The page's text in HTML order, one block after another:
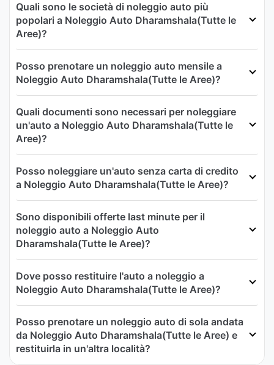
Quali sono le società di noleggio auto più
popolari a Noleggio Auto Dharamshala(Tutte le
Aree)?
Posso prenotare un noleggio auto mensile a
Noleggio Auto Dharamshala(Tutte le Aree)?
Quali documenti sono necessari per noleggiare
un'auto a Noleggio Auto Dharamshala(Tutte le
Aree)?
Posso noleggiare un'auto senza carta di credito
a Noleggio Auto Dharamshala(Tutte le Aree)?
Sono disponibili offerte last minute per il
noleggio auto a Noleggio Auto
Dharamshala(Tutte le Aree)?
Dove posso restituire l'auto a noleggio a
Noleggio Auto Dharamshala(Tutte le Aree)?
Posso prenotare un noleggio auto di sola andata
da Noleggio Auto Dharamshala(Tutte le Aree) e
restituirla in un'altra località?